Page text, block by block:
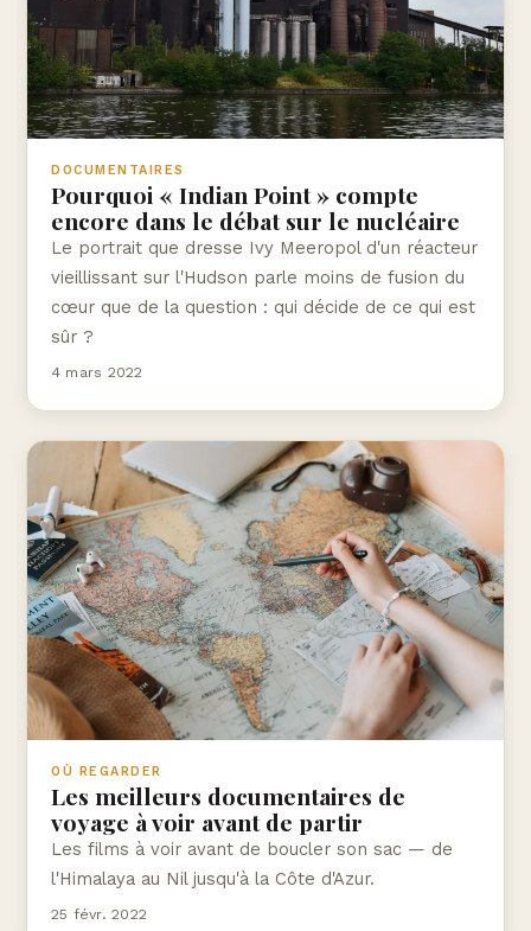
DOCUMENTAIRES
Pourquoi « Indian Point » compte
encore dans le débat sur le nucléaire
Le portrait que dresse Ivy Meeropol d'un réacteur
vieillissant sur l'Hudson parle moins de fusion du
cœur que de la question : qui décide de ce qui est
sûr ?
4 mars 2022
OÙ REGARDER
Les meilleurs documentaires de
voyage à voir avant de partir
Les films à voir avant de boucler son sac — de
l'Himalaya au Nil jusqu'à la Côte d'Azur.
25 févr. 2022